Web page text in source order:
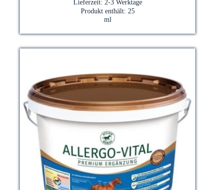
Lieferzeit: 2-3 Werktage
Produkt enthält: 25
ml